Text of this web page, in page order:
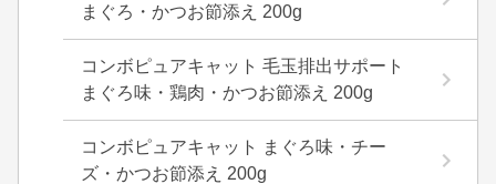
まぐろ・かつお節添え 200g
コンボピュアキャット 毛玉排出サポート
まぐろ味・鶏肉・かつお節添え 200g
コンボピュアキャット まぐろ味・チー
ズ・かつお節添え 200g